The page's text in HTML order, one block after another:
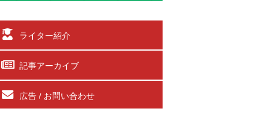
ライター紹介
記事アーカイブ
広告 / お問い合わせ